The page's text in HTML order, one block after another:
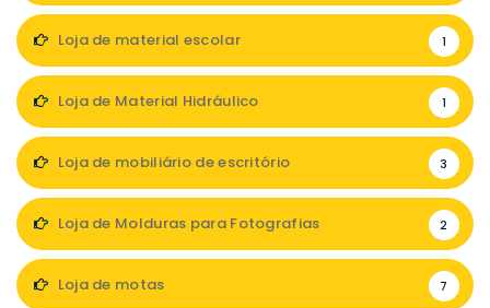
Loja de material escolar 1
Loja de Material Hidráulico 1
Loja de mobiliário de escritório 3
Loja de Molduras para Fotografias 2
Loja de motas 7